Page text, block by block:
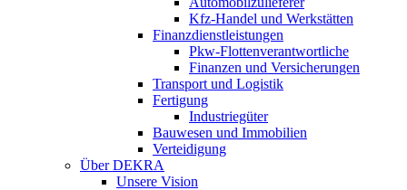
Kfz-Handel und Werkstätten
Finanzdienstleistungen
Pkw‑Flottenverantwortliche
Finanzen und Versicherungen
Transport und Logistik
Fertigung
Industriegüter
Bauwesen und Immobilien
Verteidigung
Über DEKRA
Unsere Vision